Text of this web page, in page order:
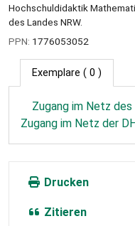
Hochschuldidaktik
des Landes NRW.
PPN: 1776053052
Exemplare ( 0 )
Zugang im Netz des
Zugang im Netz der
Drucken
Zitieren